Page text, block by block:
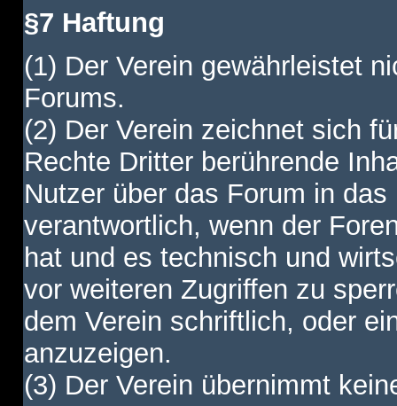
§7 Haftung
(1) Der Verein gewährleistet
Forums.
(2) Der Verein zeichnet sich
Rechte Dritter berührende
Nutzer über das Forum in
verantwortlich, wenn der
hat und es technisch und
vor weiteren Zugriffen zu
dem Verein schriftlich, oder
anzuzeigen.
(3) Der Verein übernimmt